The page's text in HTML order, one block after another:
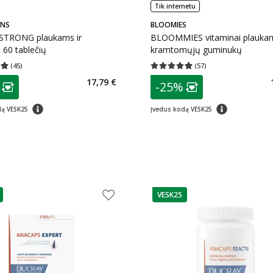
plaukams ir
60 tablečių
(45) 4.84
klubo narių nuolaida:
VESK25 patarimas
17,79 €
Tik internetu
BLOOMIES
BLOOMMIES vitaminai
kramtomųjų guminukų
(57)
Vidutinis įvertinimas 4.91
patarimas
Lojalumo klubo
-25%
Įvedus kodą VESK25 patarimas
patarimas
VESK25